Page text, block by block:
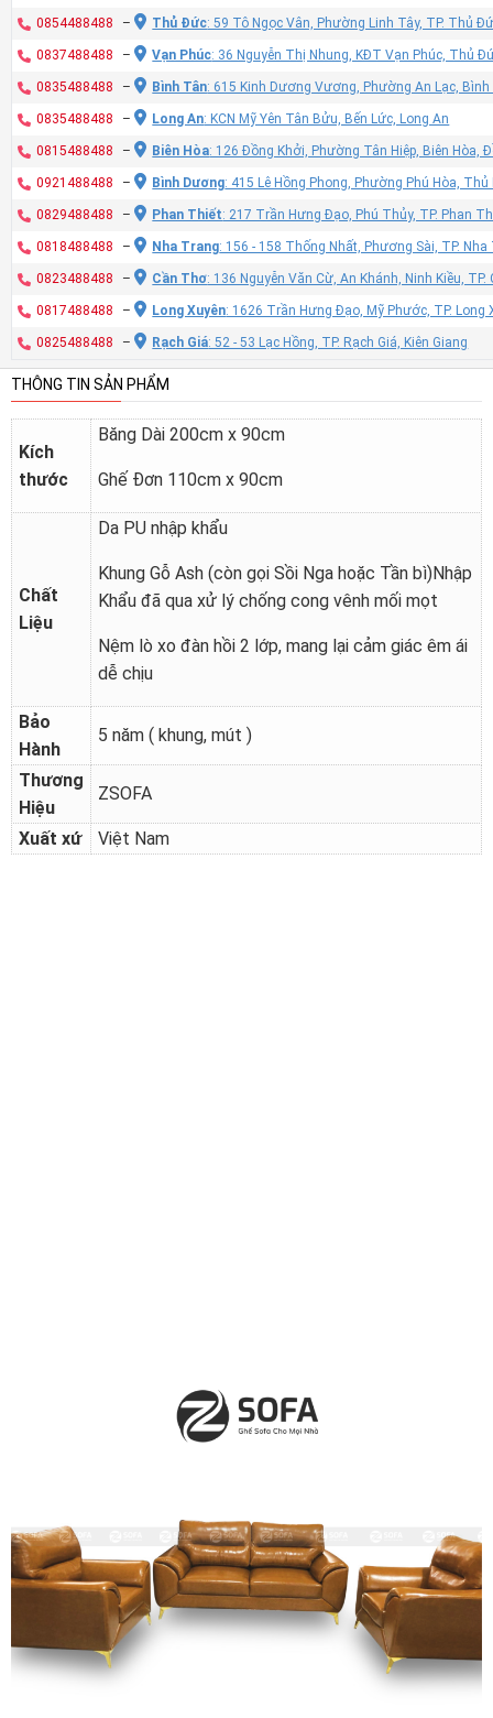
0854488488 – Thủ Đức: 59 Tô Ngọc Vân, Phường Linh Tây, TP. Thủ
0837488488 – Vạn Phúc: 36 Nguyễn Thị Nhung, KĐT Vạn Phúc, Thủ
0835488488 – Bình Tân: 615 Kinh Dương Vương, Phường An Lạc, Bình
0835488488 – Long An: KCN Mỹ Yên Tân Bửu, Bến Lức, Long An
0815488488 – Biên Hòa: 126 Đồng Khởi, Phường Tân Hiệp, Biên Hòa,
0921488488 – Bình Dương: 415 Lê Hồng Phong, Phường Phú Hòa,
0829488488 – Phan Thiết: 217 Trần Hưng Đạo, Phú Thủy, TP. Phan
0818488488 – Nha Trang: 156 - 158 Thống Nhất, Phương Sài, TP.
0823488488 – Cần Thơ: 136 Nguyễn Văn Cừ, An Khánh, Ninh Kiều,
0817488488 – Long Xuyên: 1626 Trần Hưng Đạo, Mỹ Phước, TP. Long
0825488488 – Rạch Giá: 52 - 53 Lạc Hồng, TP. Rạch Giá, Kiên Giang
THÔNG TIN SẢN PHẨM
Kích
thước
Băng Dài 200cm x 90cm
Ghế Đơn 110cm x 90cm
Chất
Liệu
Da PU nhập khẩu
Khung Gỗ Ash (còn gọi Sồi Nga hoặc Tần bì)Nhập
Khẩu đã qua xử lý chống cong vênh mối mọt
Nệm lò xo đàn hồi 2 lớp, mang lại cảm giác êm ái
dễ chịu
Bảo
Hành
5 năm ( khung, mút )
Thương
Hiệu
ZSOFA
Xuất xứ Việt Nam